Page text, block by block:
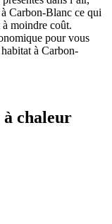
Carbon-Blanc ce qui
moindre coût.
pour vous
à Carbon-
à chaleur